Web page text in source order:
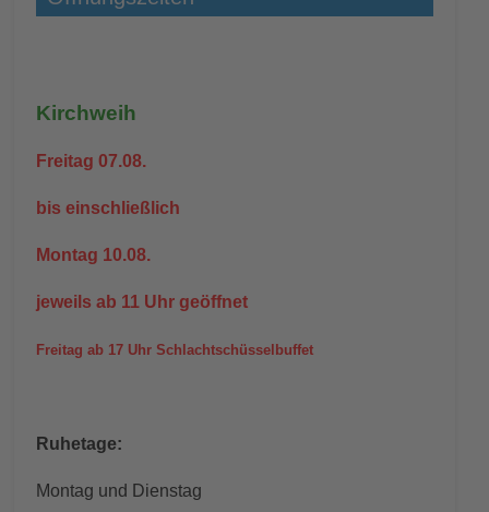
Kirchweih
Freitag 07.08.
bis einschließlich
Montag 10.08.
jeweils ab 11 Uhr geöffnet
Freitag ab 17 Uhr Schlachtschüsselbuffet
Ruhetage:
Montag und Dienstag